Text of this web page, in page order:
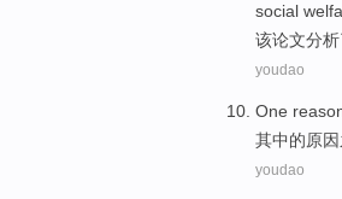
social
该论文分析
youdao
One
其中的原
youdao